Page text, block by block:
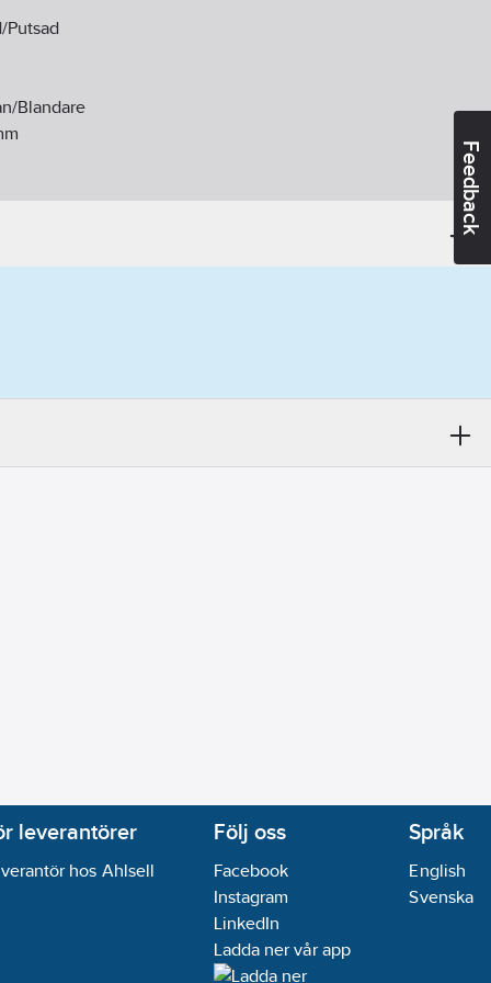
Feedback
Putsad
Blandare
23
leverantörer
hos Ahlsell
Följ oss
Facebook
Instagram
LinkedIn
Ladda ner vår app
Språk
English
Svenska